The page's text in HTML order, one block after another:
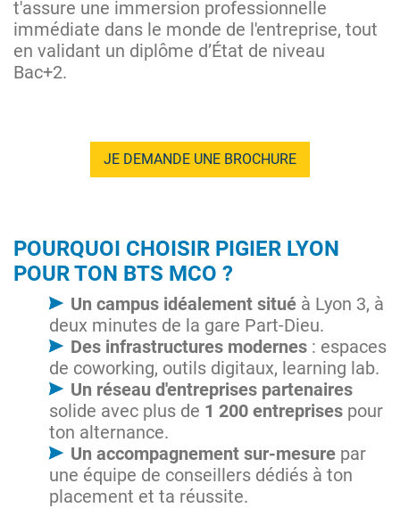
t'assure une immersion professionnelle
immédiate dans le monde de l'entreprise, tout
en validant un diplôme d’État de niveau
Bac+2.
JE DEMANDE UNE BROCHURE
POURQUOI CHOISIR PIGIER LYON
POUR TON BTS MCO ?
Un campus idéalement situé à Lyon 3, à
deux minutes de la gare Part-Dieu.
Des infrastructures modernes : espaces
de coworking, outils digitaux, learning lab.
Un réseau d'entreprises partenaires
solide avec plus de 1 200 entreprises pour
ton alternance.
Un accompagnement sur-mesure par
une équipe de conseillers dédiés à ton
placement et ta réussite.